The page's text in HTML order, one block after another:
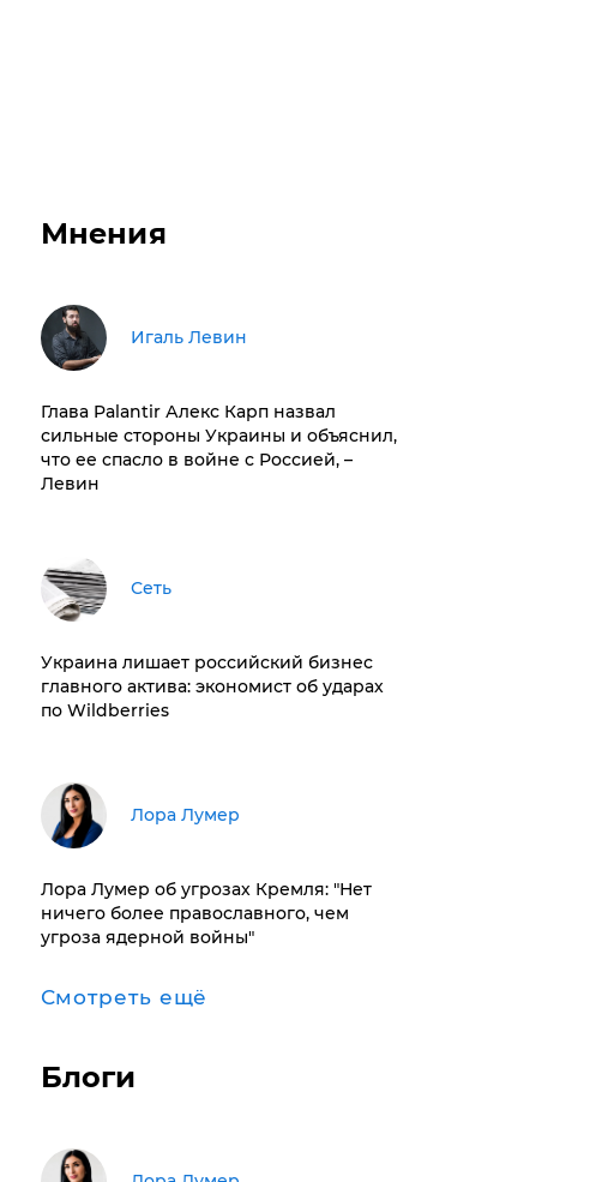
Мнения
Игаль Левин
Глава Palantir Алекс Карп назвал
сильные стороны Украины и объяснил,
что ее спасло в войне с Россией, –
Левин
Сеть
​Украина лишает российский бизнес
главного актива: экономист об ударах
по Wildberries
​Лора Лумер
Лора Лумер об угрозах Кремля: "Нет
ничего более православного, чем
угроза ядерной войны"
Смотреть ещё
Блоги